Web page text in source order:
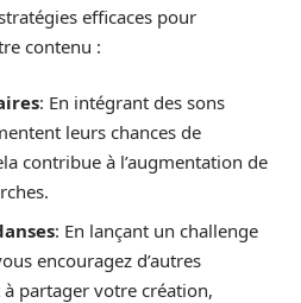
efficaces pour
contenu :
: En intégrant des sons
leurs chances de
contribue à l’augmentation de
: En lançant un challenge
encouragez d’autres
partager votre création,